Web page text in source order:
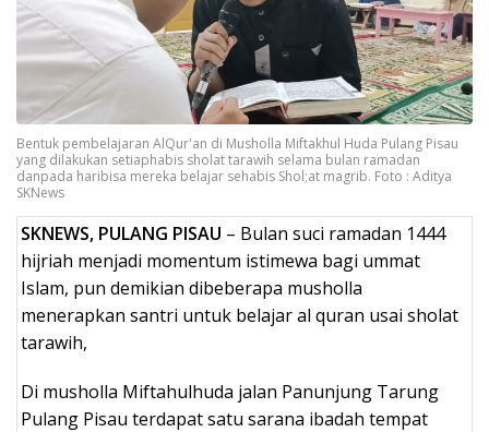
Bentuk pembelajaran AlQur'an di Musholla Miftakhul Huda Pulang Pisau
yang dilakukan setiaphabis sholat tarawih selama bulan ramadan
danpada haribisa mereka belajar sehabis Shol;at magrib. Foto : Aditya
SKNews
SKNEWS, PULANG PISAU – Bulan suci ramadan 1444
hijriah menjadi momentum istimewa bagi ummat
Islam, pun demikian dibeberapa musholla
menerapkan santri untuk belajar al quran usai sholat
tarawih,
Di musholla Miftahulhuda jalan Panunjung Tarung
Pulang Pisau terdapat satu sarana ibadah tempat